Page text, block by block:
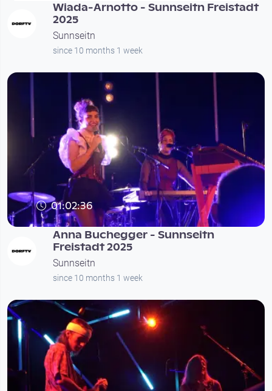
Wiada-Arnotto - Sunnseitn Freistadt
2025
Sunnseitn
since 10 months 1 week
01:02:36
Anna Buchegger - Sunnseitn
Freistadt 2025
Sunnseitn
since 10 months 1 week